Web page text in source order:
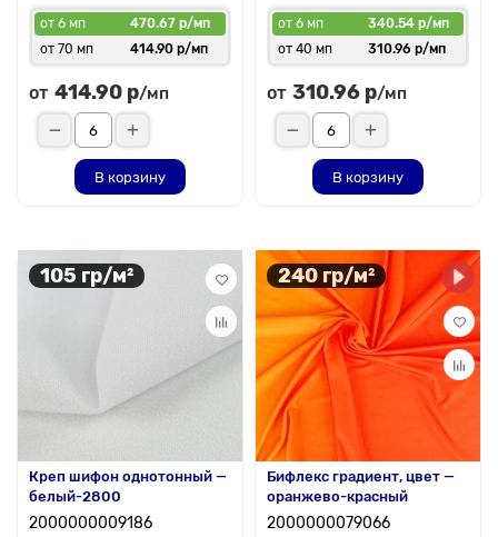
от 6 мп
470.67 р/мп
от 70 мп
414.90 р/мп
от 414.90 р/мп
В корзину
от 6 мп
340.54 р/мп
от 40 мп
310.96 р/мп
от 310.96 р/мп
В корзину
105 гр/м²
Креп шифон однотонный —
белый-2800
2000000009186
240 гр/м²
Бифлекс градиент, цвет —
оранжево-красный
2000000079066